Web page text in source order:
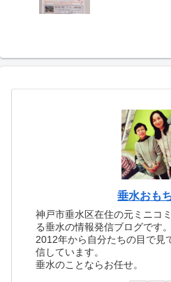
垂水おも
神戸市垂水区在住の元ミニコ
る垂水の情報発信ブログです。
2012年から自分たちの目で見
信しています。
垂水のことならお任せ。